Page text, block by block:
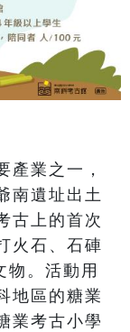
產業之一，
南遺址出土
古上的首次
火石、石硨
物。活動用
地區的糖業
業考古小學